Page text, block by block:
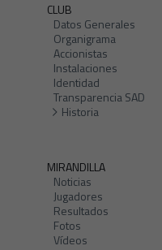
CLUB
Datos Generales
Organigrama
Accionistas
Instalaciones
Identidad
Transparencia SAD
Historia
MIRANDILLA
Noticias
Jugadores
Resultados
Fotos
Vídeos